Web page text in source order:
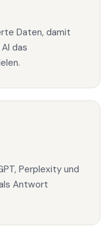
Daten, damit
das
Perplexity und
Antwort